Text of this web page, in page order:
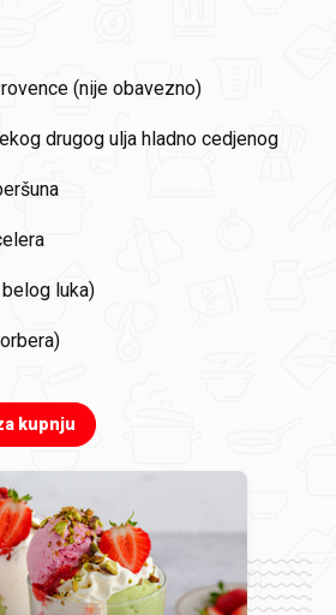
(nije obavezno)
drugog ulja hladno cedjenog
luka)
kupnju